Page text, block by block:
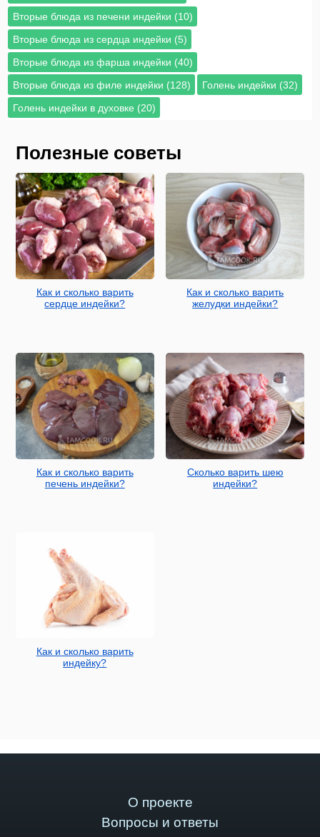
Вторые блюда из печени индейки (10)
Вторые блюда из сердца индейки (5)
Вторые блюда из фарша индейки (40)
Вторые блюда из филе индейки (128)
Голень индейки (32)
Голень индейки в духовке (20)
Полезные советы
Как и сколько варить
сердце индейки?
Как и сколько варить
желудки индейки?
Как и сколько варить
печень индейки?
Сколько варить шею
индейки?
Как и сколько варить
индейку?
О проекте
Вопросы и ответы